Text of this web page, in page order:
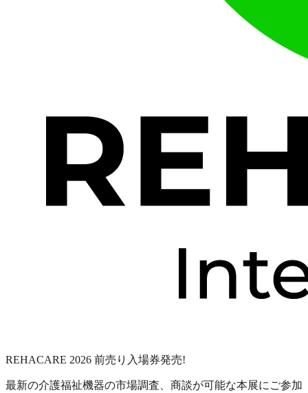
REHACARE 2026 前売り入場券発売!
最新の介護福祉機器の市場調査、商談が可能な本展にご参加